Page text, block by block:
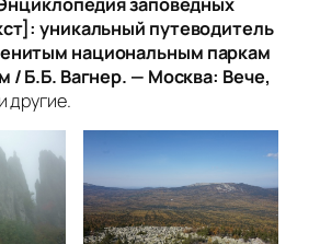
уникальный путеводитель
национальным паркам
/ Б.Б. Вагнер. — Москва: Вече,
и другие.